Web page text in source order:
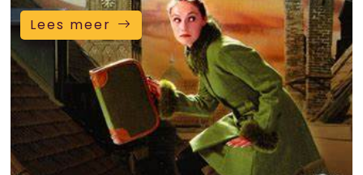
Lees meer